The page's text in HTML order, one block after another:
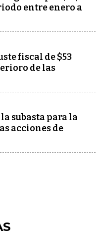
entre enero a
fiscal de $53
de las
subasta para la
acciones de